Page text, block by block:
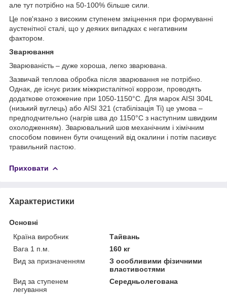
але тут потрібно на 50-100% більше сили.
Це пов'язано з високим ступенем зміцнення при формуванні
аустенітної сталі, що у деяких випадках є негативним
фактором.
Зварювання
Зварюваність – дуже хороша, легко зварювана.
Зазвичай теплова обробка після зварювання не потрібно.
Однак, де існує ризик міжкристалітної коррози, проводять
додаткове отожжение при 1050-1150°С. Для марок AISI 304L
(низький вуглець) або AISI 321 (стабілізація Ti) це умова –
предподчительно (нагрів шва до 1150°С з наступним швидким
охолодженням). Зварювальний шов механічним і хімічним
способом повинен бути очищений від окалини і потім пасивує
травильний пастою.
Приховати
Характеристики
Основні
Країна виробник
Тайвань
Вага 1 п.м.
160 кг
Вид за призначенням
З особливими фізичними
властивостями
Вид за ступенем
легування
Середньолегована